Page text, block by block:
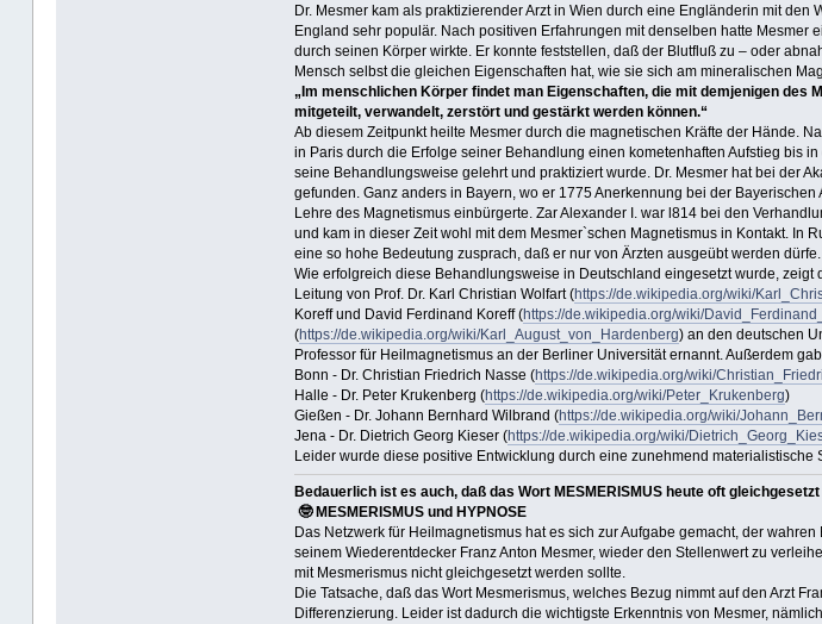
Dr. Mesmer kam als praktizierender Arzt in Wien durch eine Engländerin mit
England sehr populär. Nach positiven Erfahrungen mit denselben hatte
durch seinen Körper wirkte. Er konnte feststellen, daß der Blutfluß zu – oder
Mensch selbst die gleichen Eigenschaften hat, wie sie sich am mineralischen
„Im menschlichen Körper findet man Eigenschaften, die mit demjenigen
mitgeteilt, verwandelt, zerstört und gestärkt werden können.“
Ab diesem Zeitpunkt heilte Mesmer durch die magnetischen Kräfte der Hände.
in Paris durch die Erfolge seiner Behandlung einen kometenhaften Aufstieg bis
seine Behandlungsweise gelehrt und praktiziert wurde. Dr. Mesmer hat bei der
gefunden. Ganz anders in Bayern, wo er 1775 Anerkennung bei der
Lehre des Magnetismus einbürgerte. Zar Alexander I. war l814 bei den
und kam in dieser Zeit wohl mit dem Mesmer`schen Magnetismus in Kontakt. In
eine so hohe Bedeutung zusprach, daß er nur von Ärzten ausgeübt werden dürfe.
Wie erfolgreich diese Behandlungsweise in Deutschland eingesetzt wurde,
Leitung von Prof. Dr. Karl Christian Wolfart (https://de.wikipedia.org/wiki/
Koreff und David Ferdinand Koreff (https://de.wikipedia.org/wiki/
(https://de.wikipedia.org/wiki/Karl_August_von_Hardenberg) an den deutschen
Professor für Heilmagnetismus an der Berliner Universität ernannt. Außerdem
Bonn - Dr. Christian Friedrich Nasse (https://de.wikipedia.org/wiki/
Halle - Dr. Peter Krukenberg (https://de.wikipedia.org/wiki/Peter_Krukenberg)
Gießen - Dr. Johann Bernhard Wilbrand (https://de.wikipedia.org/wiki/
Jena - Dr. Dietrich Georg Kieser (https://de.wikipedia.org/wiki/
Leider wurde diese positive Entwicklung durch eine zunehmend materialistische
Bedauerlich ist es auch, daß das Wort MESMERISMUS heute oft
🤓 MESMERISMUS und HYPNOSE
Das Netzwerk für Heilmagnetismus hat es sich zur Aufgabe gemacht, der
seinem Wiederentdecker Franz Anton Mesmer, wieder den Stellenwert zu
mit Mesmerismus nicht gleichgesetzt werden sollte.
Die Tatsache, daß das Wort Mesmerismus, welches Bezug nimmt auf den Arzt
Differenzierung. Leider ist dadurch die wichtigste Erkenntnis von Mesmer,